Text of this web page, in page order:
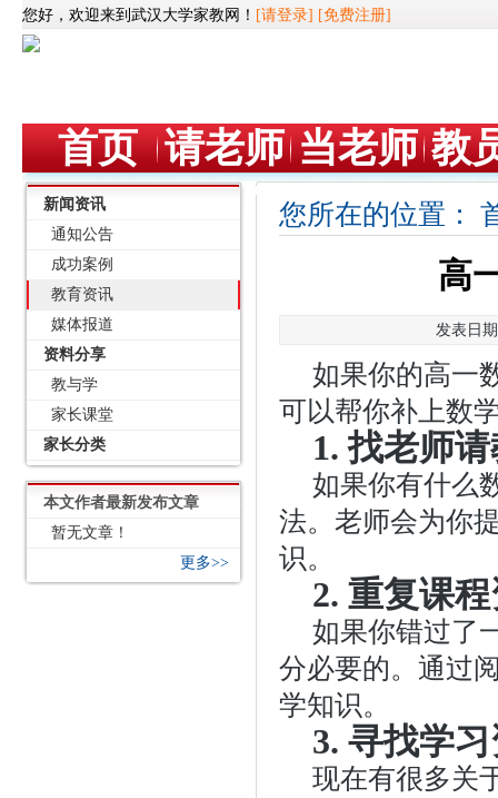
您好，欢迎来到武汉大学家教网！ [请登录] [免费注册]
首页 请老师 当老师 教
新闻资讯
通知公告
成功案例
教育资讯
媒体报道
资料分享
教与学
家长课堂
家长分类
本文作者最新发布文章
暂无文章！
更多>>
您所在的位置：
高
发表日
如果你的高一
可以帮你补上数
1. 找老师
如果你有什么
法。老师会为你
识。
2. 重复课
如果你错过了
分必要的。通过
学知识。
3. 寻找学
现在有很多关